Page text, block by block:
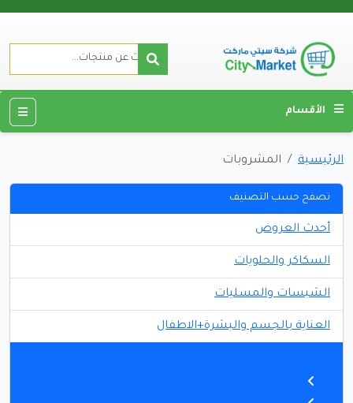
الأقسام
الرئيسية المشروبات
تصفح حسب التصنيف
أحدث العروض
السكاكر والحلويات
الشبسات والمسليات
العناية بالجسم والبشرة+الاطفال